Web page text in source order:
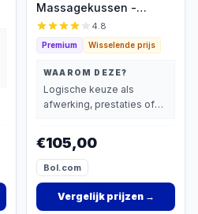
Massagekussen -
Shiatsu & Warmte
4.8
Premium Wisselende prijs
WAAROM DEZE?
Logische keuze als
afwerking, prestaties of
€105,00
Bol.com
Vergelijk prijzen→